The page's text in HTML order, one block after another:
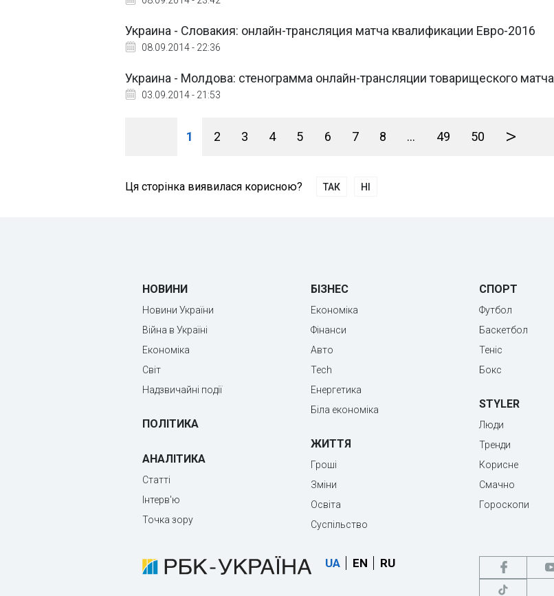
Украина - Словакия: онлайн-трансляция матча квалификации Евро-2016
08.09.2014 - 22:36
Украина - Молдова: стенограмма онлайн-трансляции товарищеского матча
03.09.2014 - 21:53
1 2 3 4 5 6 7 8 ... 49 50 >
Ця сторінка виявилася корисною? ТАК НІ
НОВИНИ
Новини України
Війна в Україні
Економіка
Світ
Надзвичайні події
ПОЛІТИКА
АНАЛІТИКА
Статті
Інтерв'ю
Точка зору
БІЗНЕС
Економіка
Фінанси
Авто
Tech
Енергетика
Біла економіка
ЖИТТЯ
Гроші
Зміни
Освіта
Суспільство
СПОРТ
Футбол
Баскетбол
Теніс
Бокс
STYLER
Люди
Тренди
Корисне
Смачно
Гороскопи
UA EN RU